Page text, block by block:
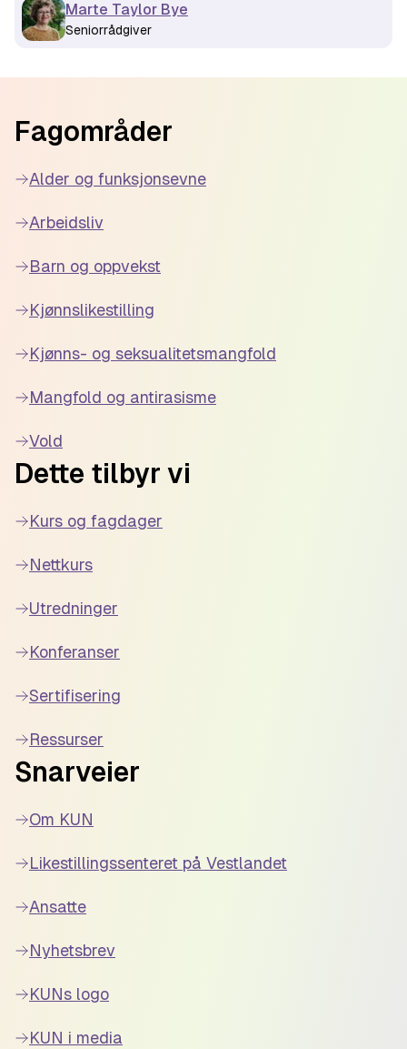
Marte Taylor Bye
Seniorrådgiver
Fagområder
Alder og funksjonsevne
Arbeidsliv
Barn og oppvekst
Kjønnslikestilling
Kjønns- og seksualitetsmangfold
Mangfold og antirasisme
Vold
Dette tilbyr vi
Kurs og fagdager
Nettkurs
Utredninger
Konferanser
Sertifisering
Ressurser
Snarveier
Om KUN
Likestillingssenteret på Vestlandet
Ansatte
Nyhetsbrev
KUNs logo
KUN i media